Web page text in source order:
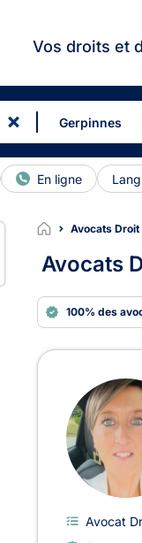
Vos droits et
En ligne
Avocats
Avocats
100% des
Avocat